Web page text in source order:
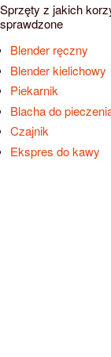
Sprzęty z jakich
sprawdzone
Blender ręczny
Blender kielichowy
Piekarnik
Blacha do
Czajnik
Ekspres do kawy